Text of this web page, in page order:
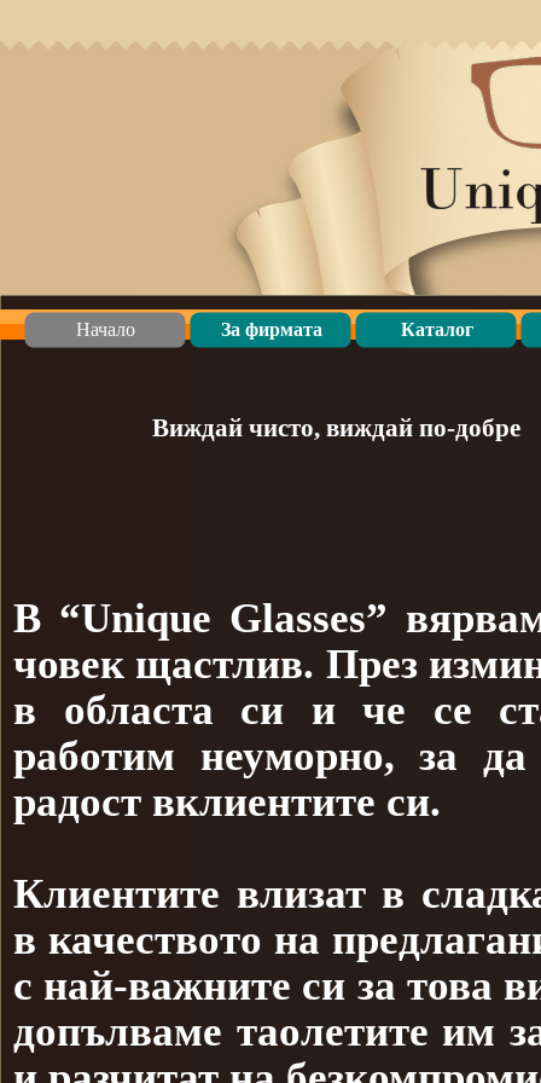
Начало За фирмата Каталог
Виждай чисто, виждай по-добре
В “Unique Glasses”
човек щастлив. През
в областа си и че се
работим неуморно, за
радост вклиентите си.
Клиентите влизат в
в качеството на
с най-важните си за това
допълваме таолетите им